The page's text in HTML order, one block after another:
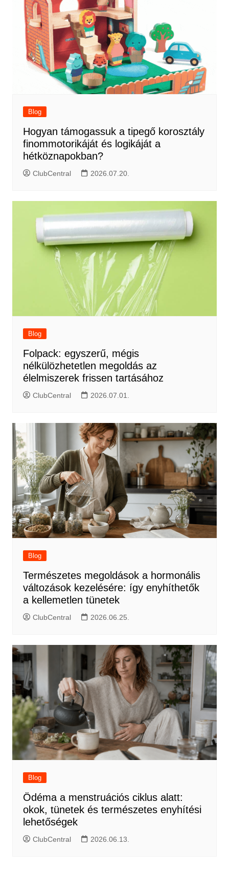
Blog
Hogyan támogassuk a tipegő korosztály
finommotorikáját és logikáját a
hétköznapokban?
ClubCentral 2026.07.20.
Blog
Folpack: egyszerű, mégis
nélkülözhetetlen megoldás az
élelmiszerek frissen tartásához
ClubCentral 2026.07.01.
Blog
Természetes megoldások a hormonális
változások kezelésére: így enyhíthetők
a kellemetlen tünetek
ClubCentral 2026.06.25.
Blog
Ödéma a menstruációs ciklus alatt:
okok, tünetek és természetes enyhítési
lehetőségek
ClubCentral 2026.06.13.